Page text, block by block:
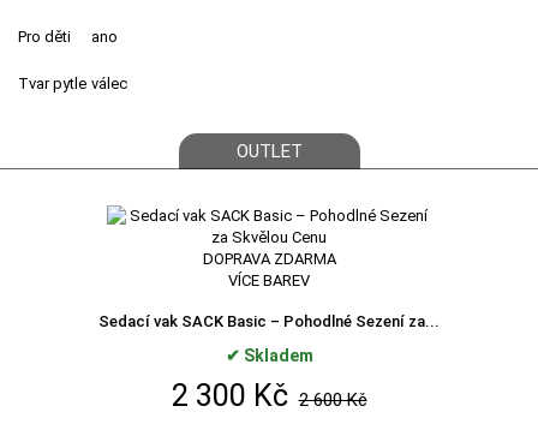
Pro děti ano
Tvar pytle válec
OUTLET
DOPRAVA ZDARMA
VÍCE BAREV
Sedací vak SACK Basic – Pohodlné Sezení za...
✔ Skladem
2 300 Kč 2 600 Kč